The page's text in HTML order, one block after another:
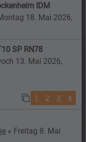
IDM
18. Mai 2026,
SP RN78
13. Mai 2026,
1 2 3 4
« Freitag 8. Mai